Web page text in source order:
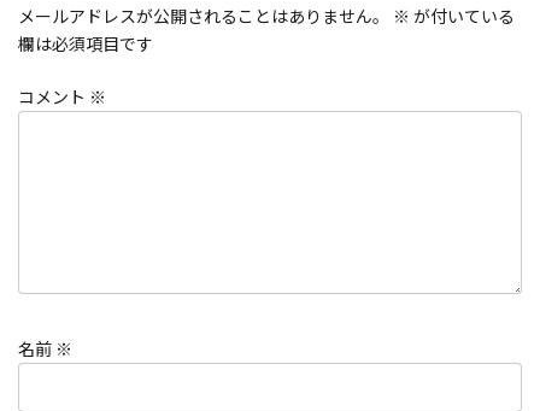
メールアドレスが公開されることはありません。 ※ が付いている
欄は必須項目です
コメント ※
名前 ※